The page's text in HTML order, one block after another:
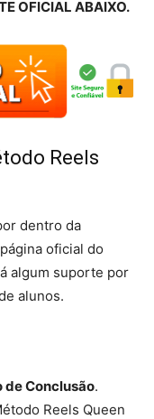
OFICIAL ABAIXO.
Reels
dentro da
oficial do
algum suporte por
alunos.
de Conclusão.
Reels Queen